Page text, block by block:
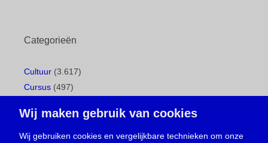
Categorieën
Cultuur (3.617)
Cursus (497)
Gemeentepagina(104)
Ingezonden brief(539)
Wij maken gebruik van cookies
Wij gebruiken cookies en vergelijkbare technieken om onze